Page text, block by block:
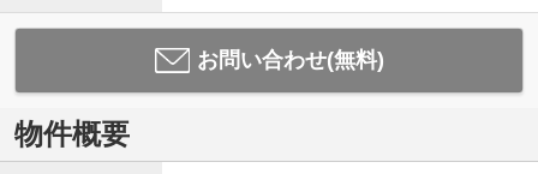
お問い合わせ(無料)
物件概要